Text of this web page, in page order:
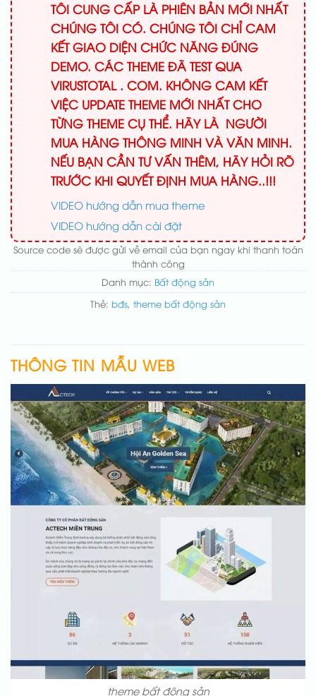
TÔI CUNG CẤP LÀ PHIÊN BẢN MỚI NHẤT
CHÚNG TÔI CÓ. CHÚNG TÔI CHỈ CAM
KẾT GIAO DIỆN CHỨC NĂNG ĐÚNG
DEMO. CÁC THEME ĐÃ TEST QUA
VIRUSTOTAL . COM. KHÔNG CAM KẾT
VIỆC UPDATE THEME MỚI NHẤT CHO
TỪNG THEME CỤ THỂ. HÃY LÀ NGƯỜI
MUA HÀNG THÔNG MINH VÀ VĂN MINH.
NẾU BẠN CẦN TƯ VẤN THÊM, HÃY HỎI RÕ
TRƯỚC KHI QUYẾT ĐỊNH MUA HÀNG..!!!
VIDEO hướng dẫn mua theme
VIDEO hướng dẫn cài đặt
Source code sẽ được gửi về email của bạn ngay khi thanh toán
thành công
Danh mục: Bất động sản
Thẻ: bđs, theme bất động sản
THÔNG TIN MẪU WEB
theme bất động sản